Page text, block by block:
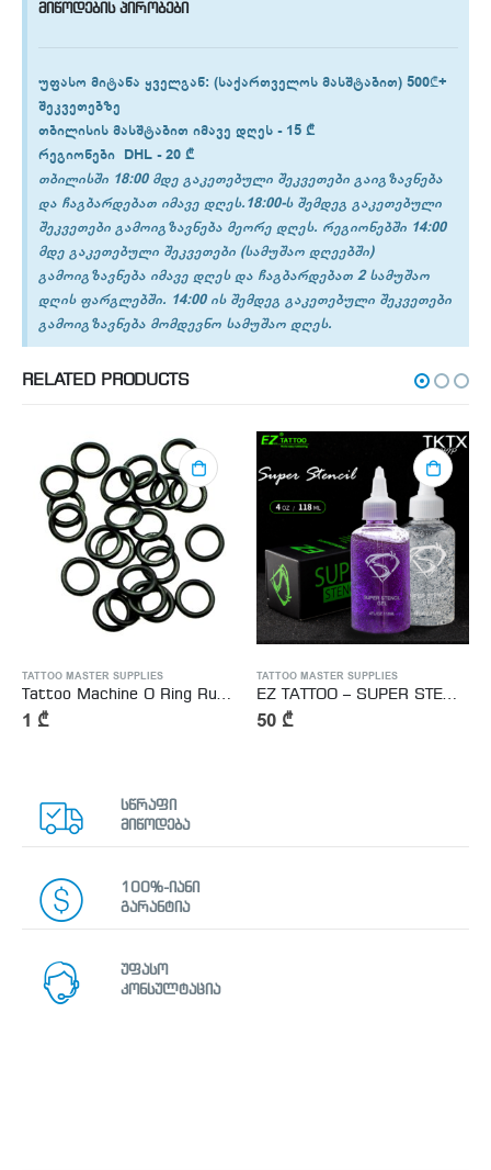
მიწოდების პირობები
უფასო მიტანა ყველგან: (საქართველოს მასშტაბით) 500₾+
შეკვეთებზე
თბილისის მასშტაბით იმავე დღეს -15 ₾
რეგიონები DHL -20 ₾
თბილისში 18:00 მდე გაკეთებული შეკვეთები გაიგზავნება
და ჩაგბარდებათ იმავე დღეს.18:00-ს შემდეგ გაკეთებული
შეკვეთები გამოიგზავნება მეორე დღეს. რეგიონებში 14:00
მდე გაკეთებული შეკვეთები (სამუშაო დღეებში)
გამოიგზავნება იმავე დღეს და ჩაგბარდებათ 2 სამუშაო
დღის ფარგლებში. 14:00 ის შემდეგ გაკეთებული შეკვეთები
გამოიგზავნება მომდევნო სამუშაო დღეს.
RELATED PRODUCTS
MASTER SUPPLIES
TATTOO MASTER SUPPLIES
Tattoo Machine O Ring Rubber – ტატუს აპარატის რეზინები
1 ₾
TATTOO MASTER SUPPLIES
EZ TATTOO – SUPER STENCIL GEL – ტატუს გადამყვანი სითხე
50 ₾
სწრაფი
მიწოდება
100%-იანი
გარანტია
უფასო
კონსულტაცია